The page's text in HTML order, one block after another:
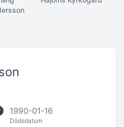
1990-01-16
Dödsdatum